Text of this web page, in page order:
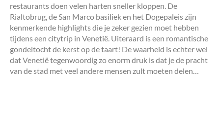
restaurants doen velen harten sneller kloppen. De
Rialtobrug, de San Marco basiliek en het Dogepaleis zijn
kenmerkende highlights die je zeker gezien moet hebben
tijdens een citytrip in Venetië. Uiteraard is een romantische
gondeltocht de kerst op de taart! De waarheid is echter wel
dat Venetië tegenwoordig zo enorm druk is dat je de pracht
van de stad met veel andere mensen zult moeten delen…